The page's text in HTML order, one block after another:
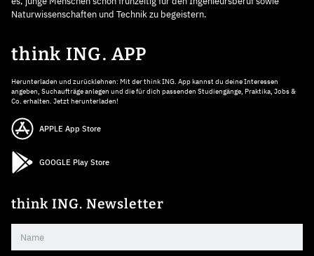
Naturwissenschaften und Technik zu begeistern.
think ING. APP
Herunterladen und zurücklehnen: Mit der think ING. App kannst du deine Interessen
angeben, Suchaufträge anlegen und die für dich passenden Studiengänge, Praktika, Jobs &
Co. erhalten. Jetzt herunterladen!
APPLE App Store
GOOGLE Play Store
think ING. Newsletter